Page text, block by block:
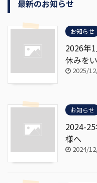
最新のお知らせ
お知らせ
2026年
休みを
2025/
お知らせ
2024-
様へ
2024/